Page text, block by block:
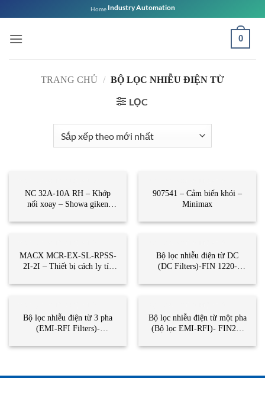
qua
nội
Home Industry Automation
0
TRANG CHỦ / BỘ LỌC NHIỄU ĐIỆN TỪ
LỌC
NC 32A-10A RH – Khớp
nối xoay – Showa giken
907541 – Cảm biến khói –
Minimax
MACX MCR-EX-SL-RPSS-
2I-2I – Thiết bị cách ly tín
Bộ lọc nhiễu điện từ DC
(DC Filters)-FIN 1220-
Thành Công Việt Nam
Bộ lọc nhiễu điện từ 3 pha
(EMI-RFI Filters)-
Việt Nam-STC Việt Nam
Bộ lọc nhiễu điện từ một pha
(Bộ lọc EMI-RFI)- FIN21-
Thành Công Việt Nam